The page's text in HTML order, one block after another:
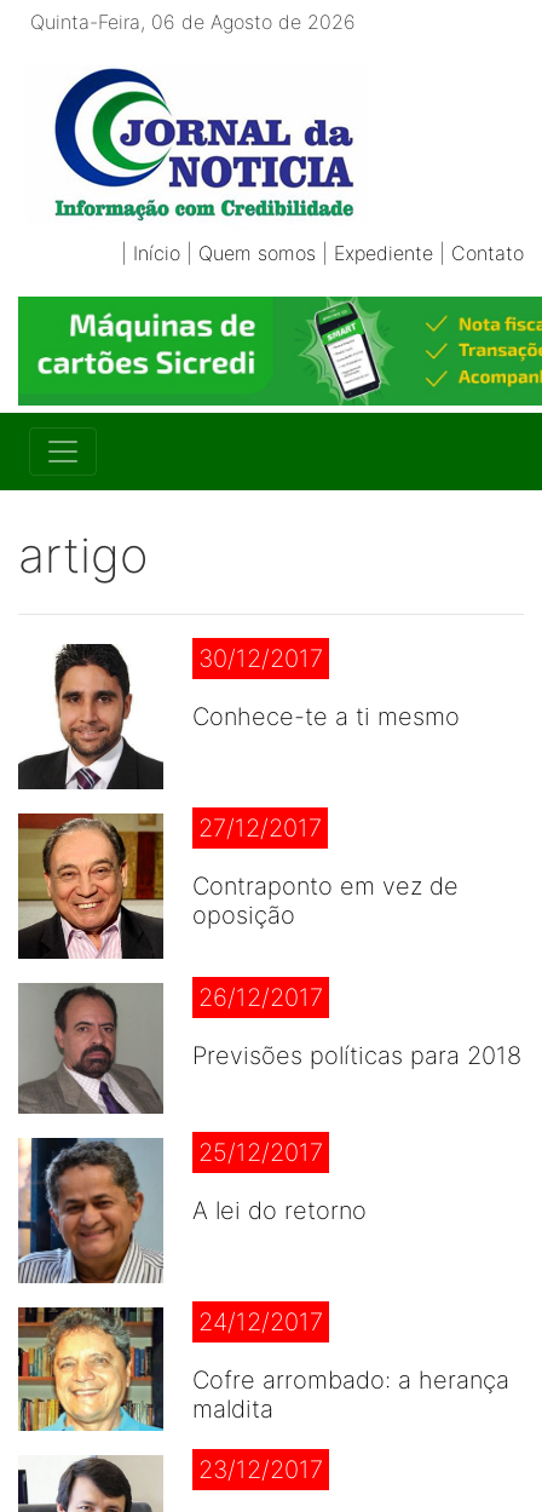
Quinta-Feira, 06 de Agosto de 2026
Início Quem somos Expediente Contato
artigo
30/12/2017
Conhece-te a ti mesmo
27/12/2017
Contraponto em vez de
oposição
26/12/2017
Previsões políticas para 2018
25/12/2017
A lei do retorno
24/12/2017
Cofre arrombado: a herança
maldita
23/12/2017